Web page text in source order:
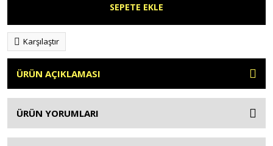
SEPETE EKLE
Karşılaştır
ÜRÜN AÇIKLAMASI
ÜRÜN YORUMLARI